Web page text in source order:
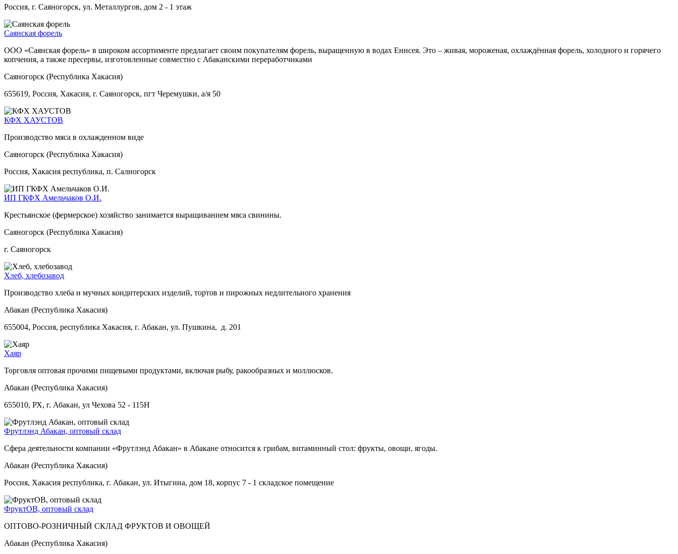
Россия, г. Саяногорск, ул. Металлургов, дом 2 - 1 этаж
Саянская форель
ООО «Саянская форель» в широком ассортименте предлагает своим покупателям форель, выращенную в водах Енисея. Это – живая, мороженая, охлаждённая форель, холодного и горячего
копчения, а также пресервы, изготовленные совместно с Абаканскими переработчиками
Саяногорск (Республика Хакасия)
655619, Россия, Хакасия, г. Саяногорск, пгт Черемушки, а/я 50
КФХ ХАУСТОВ
Производство мяса в охлажденном виде
Саяногорск (Республика Хакасия)
Россия, Хакасия республика, п. Салногорск
ИП ГКФХ Амельчаков О.И.
Крестьянское (фермерское) хозяйство занимается выращиванием мяса свинины.
Саяногорск (Республика Хакасия)
г. Саяногорск
Хлеб, хлебозавод
Производство хлеба и мучных кондитерских изделий, тортов и пирожных недлительного хранения
Абакан (Республика Хакасия)
655004, Россия, республика Хакасия, г. Абакан, ул. Пушкина, д. 201
Хаяр
Торговля оптовая прочими пищевыми продуктами, включая рыбу, ракообразных и моллюсков.
Абакан (Республика Хакасия)
655010, РХ, г. Абакан, ул Чехова 52 - 115Н
Фрутлэнд Абакан, оптовый склад
Сфера деятельности компании «Фрутлэнд Абакан» в Абакане относится к грибам, витаминный стол: фрукты, овощи, ягоды.
Абакан (Республика Хакасия)
Россия, Хакасия республика, г. Абакан, ул. Итыгина, дом 18, корпус 7 - 1 складское помещение
ФруктОВ, оптовый склад
ОПТОВО-РОЗНИЧНЫЙ СКЛАД ФРУКТОВ И ОВОЩЕЙ
Абакан (Республика Хакасия)